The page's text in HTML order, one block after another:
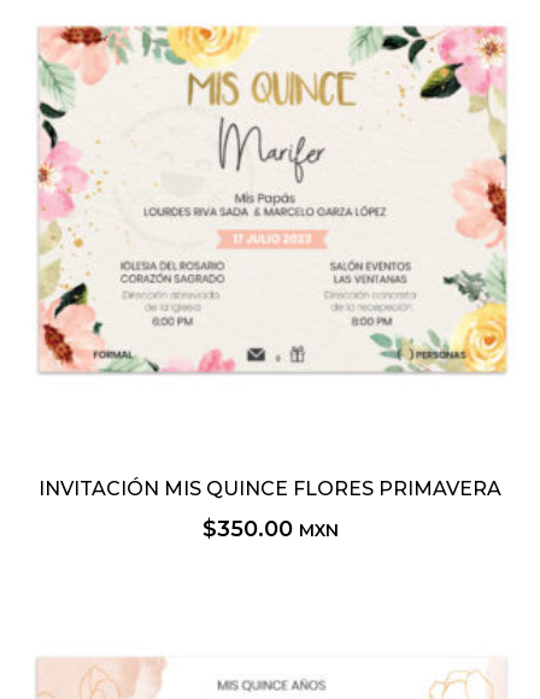
INVITACIÓN MIS QUINCE FLORES PRIMAVERA
$350.00 MXN